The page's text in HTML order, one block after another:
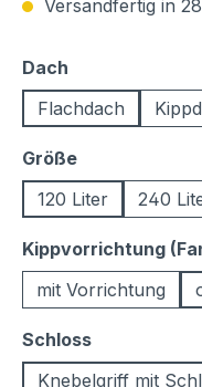
Versandfertig in
Dach
Flachdach
Größeauswählen
120 Liter
240
Kippvorrichtung
mit Vorrichtung
Schlossauswählen
Knebelgriff mit